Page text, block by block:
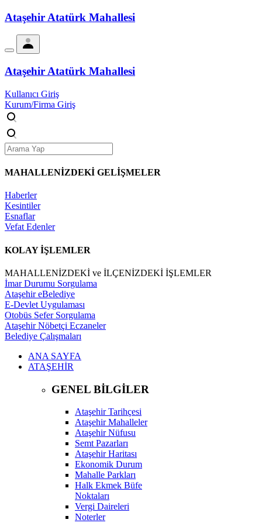
Ataşehir Atatürk Mahallesi
Ataşehir Atatürk Mahallesi
Kullanıcı Giriş
Kurum/Firma Giriş
MAHALLENİZDEKİ GELİŞMELER
Haberler
Kesintiler
Esnaflar
Vefat Edenler
KOLAY İŞLEMLER
MAHALLENİZDEKİ ve İLÇENİZDEKİ İŞLEMLER
İmar Durumu Sorgulama
Ataşehir eBelediye
E-Devlet Uygulaması
Otobüs Sefer Sorgulama
Ataşehir Nöbetçi Eczaneler
Belediye Çalışmaları
ANA SAYFA
ATAŞEHİR
GENEL BİLGİLER
Ataşehir Tarihçesi
Ataşehir Mahalleler
Ataşehir Nüfusu
Semt Pazarları
Ataşehir Haritası
Ekonomik Durum
Mahalle Parkları
Halk Ekmek Büfe
Noktaları
Vergi Daireleri
Noterler